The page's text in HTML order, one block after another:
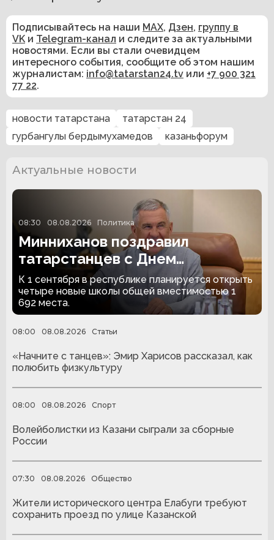
Подписывайтесь на наши MAX, Дзен, группу в
VK и Telegram-канал и следите за актуальными
новостями. Если вы стали очевидцем
интересного события, сообщите об этом нашим
журналистам: info@tatarstan24.tv или +7 900 321
77 22.
новости татарстана
татарстан 24
гурбангулы бердымухамедов
казаньфорум
Актуальные новости
08:30 08.08.2026 Политика
Минниханов поздравил
татарстанцев с Днем
строителя и Днем
физкультурника
К 1 сентября в республике планируется открыть
четыре новые школы общей вместимостью 1
692 места.
08:00 08.08.2026 Статьи
«Начните с танцев»: Эмир Харисов рассказал, как
полюбить физкультуру
08:00 08.08.2026 Спорт
Волейболистки из Казани сыграли за сборные
России
07:30 08.08.2026 Общество
Жители исторического центра Елабуги требуют
сохранить проезд по улице Казанской